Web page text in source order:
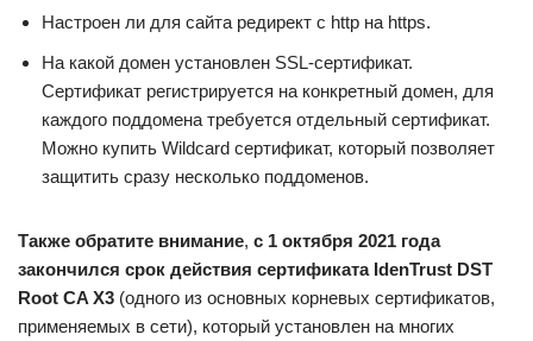
Настроен ли для сайта редирект с http на https.
На какой домен установлен SSL-сертификат.
Сертификат регистрируется на конкретный домен, для
каждого поддомена требуется отдельный сертификат.
Можно купить Wildcard сертификат, который позволяет
защитить сразу несколько поддоменов.
Также обратите внимание, с 1 октября 2021 года
закончился срок действия сертификата IdenTrust DST
Root CA X3 (одного из основных корневых сертификатов,
применяемых в сети), который установлен на многих